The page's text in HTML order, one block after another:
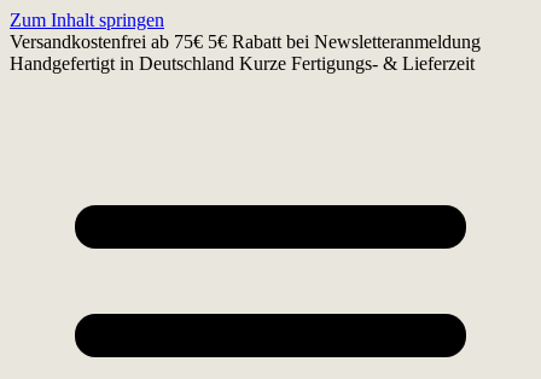
Zum Inhalt springen
Versandkostenfrei ab 75€ 5€ Rabatt bei Newsletteranmeldung
Handgefertigt in Deutschland Kurze Fertigungs- & Lieferzeit